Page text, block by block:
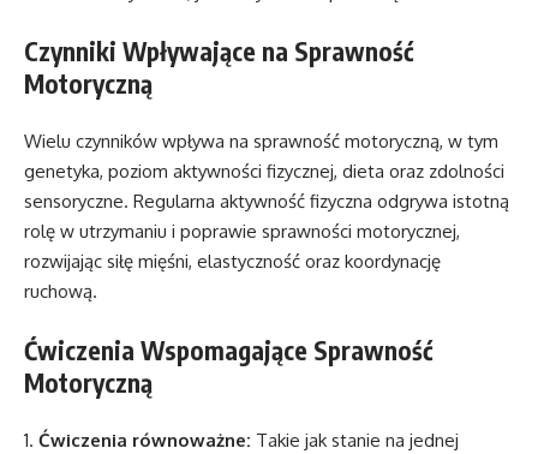
Czynniki Wpływające na Sprawność
Motoryczną
Wielu czynników wpływa na sprawność motoryczną, w tym
genetyka, poziom aktywności fizycznej, dieta oraz zdolności
sensoryczne. Regularna aktywność fizyczna odgrywa istotną
rolę w utrzymaniu i poprawie sprawności motorycznej,
rozwijając siłę mięśni, elastyczność oraz koordynację
ruchową.
Ćwiczenia Wspomagające Sprawność
Motoryczną
1. Ćwiczenia równoważne: Takie jak stanie na jednej